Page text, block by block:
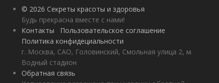
© 2026 Секреты красоты и здоровья
Будь прекрасна вместе с нами!
Контакты
Пользовательское соглашение
Политика конфидециальности
г. Москва, САО, Головинский, Смольная улица 2, м.
Водный стадион
Обратная связь